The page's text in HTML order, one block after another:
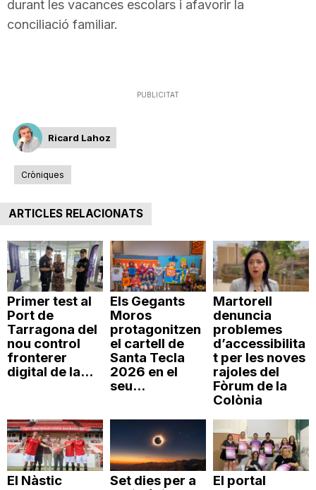
durant les vacances escolars i afavorir la
conciliació familiar.
PUBLICITAT
Ricard Lahoz
Cròniques
ARTICLES RELACIONATS
Primer test al
Port de
Tarragona del
nou control
fronterer
digital de la...
Els Gegants
Moros
protagonitzen
el cartell de
Santa Tecla
2026 en el
seu...
Martorell
denuncia
problemes
d’accessibilita
t per les noves
rajoles del
Fòrum de la
Colònia
El Nàstic
Set dies per a
El portal